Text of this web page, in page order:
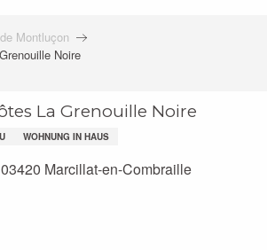
Montluçon
Noire
La Grenouille Noire
WOHNUNG IN HAUS
Marcillat-en-Combraille
favoris